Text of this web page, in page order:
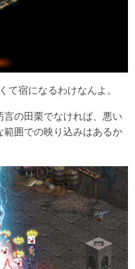
て宿になるわけなんよ。
の田栗でなければ、悪い
範囲での映り込みはあるか